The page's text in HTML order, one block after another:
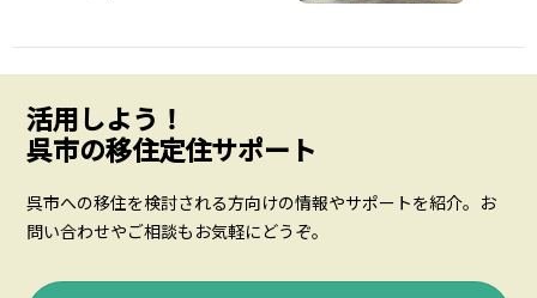
活用しよう！
呉市の移住定住サポート
呉市への移住を検討される方向けの情報やサポートを紹介。お
問い合わせやご相談もお気軽にどうぞ。